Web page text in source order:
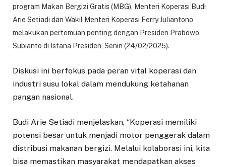
program Makan Bergizi Gratis (MBG), Menteri Koperasi Budi
Arie Setiadi dan Wakil Menteri Koperasi Ferry Juliantono
melakukan pertemuan penting dengan Presiden Prabowo
Subianto di Istana Presiden, Senin (24/02/2025).
Diskusi ini berfokus pada peran vital koperasi dan
industri susu lokal dalam mendukung ketahanan
pangan nasional.
Budi Arie Setiadi menjelaskan, “Koperasi memiliki
potensi besar untuk menjadi motor penggerak dalam
distribusi makanan bergizi. Melalui kolaborasi ini, kita
bisa memastikan masyarakat mendapatkan akses